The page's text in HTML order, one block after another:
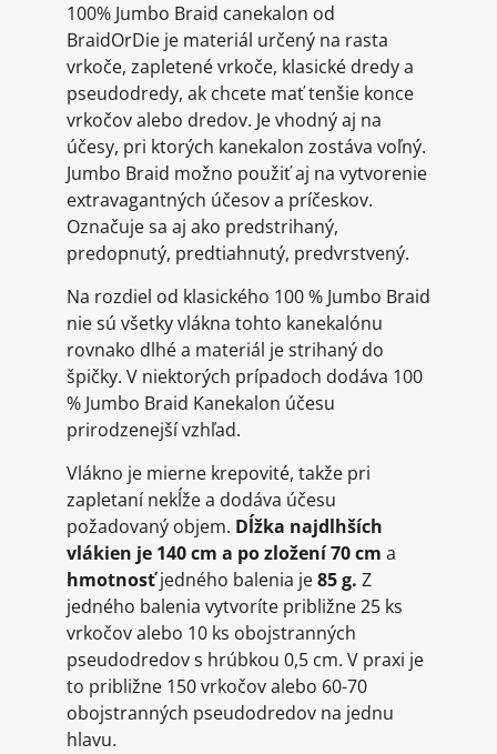
100% Jumbo Braid canekalon od
BraidOrDie je materiál určený na rasta
vrkoče, zapletené vrkoče, klasické dredy a
pseudodredy, ak chcete mať tenšie konce
vrkočov alebo dredov. Je vhodný aj na
účesy, pri ktorých kanekalon zostáva voľný.
Jumbo Braid možno použiť aj na vytvorenie
extravagantných účesov a príčeskov.
Označuje sa aj ako predstrihaný,
predopnutý, predtiahnutý, predvrstvený.
Na rozdiel od klasického 100 % Jumbo Braid
nie sú všetky vlákna tohto kanekalónu
rovnako dlhé a materiál je strihaný do
špičky. V niektorých prípadoch dodáva 100
% Jumbo Braid Kanekalon účesu
prirodzenejší vzhľad.
Vlákno je mierne krepovité, takže pri
zapletaní nekĺže a dodáva účesu
požadovaný objem. Dĺžka najdlhších
vlákien je 140 cm a po zložení 70 cm a
hmotnosťjedného balenia je85 g. Z
jedného balenia vytvoríte približne 25 ks
vrkočov alebo 10 ks obojstranných
pseudodredov s hrúbkou 0,5 cm. V praxi je
to približne 150 vrkočov alebo 60-70
obojstranných pseudodredov na jednu
hlavu.